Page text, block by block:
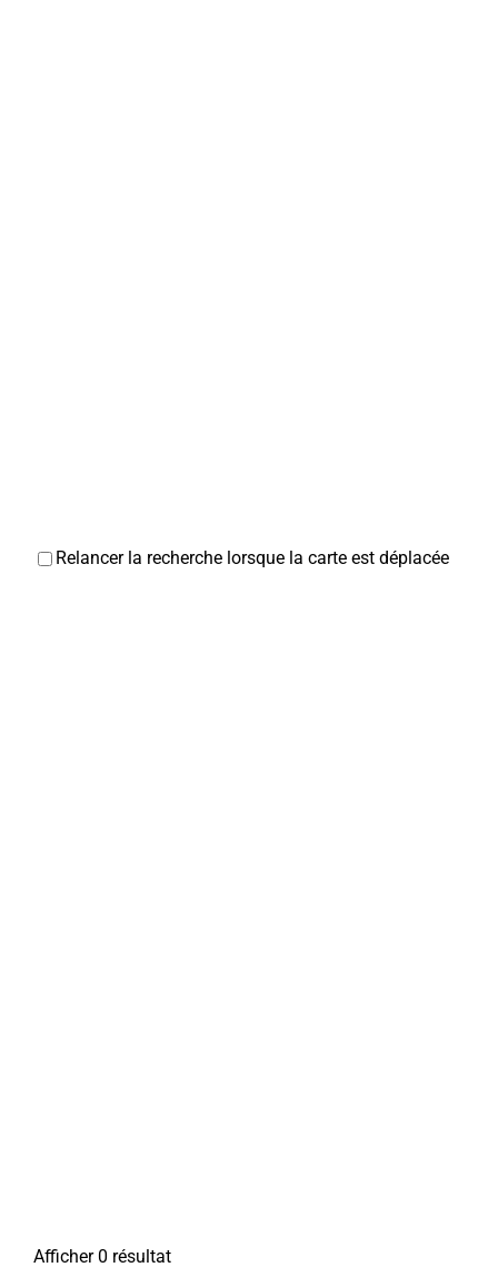
Relancer la recherche lorsque la carte est déplacée
Afficher 0 résultat